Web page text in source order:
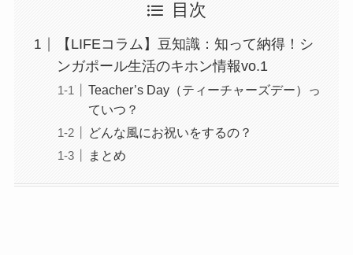
目次
【LIFEコラム】豆知識：知って納得！シ
ンガポール生活のキホン情報vo.1
Teacher’s Day（ティーチャーズデー）っ
ていつ？
どんな風にお祝いをするの？
まとめ